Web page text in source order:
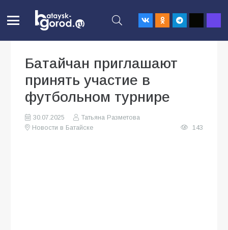
Батайчан приглашают
принять участие в
футбольном турнире
30.07.2025
Татьяна Разметова
Новости в Батайске
143